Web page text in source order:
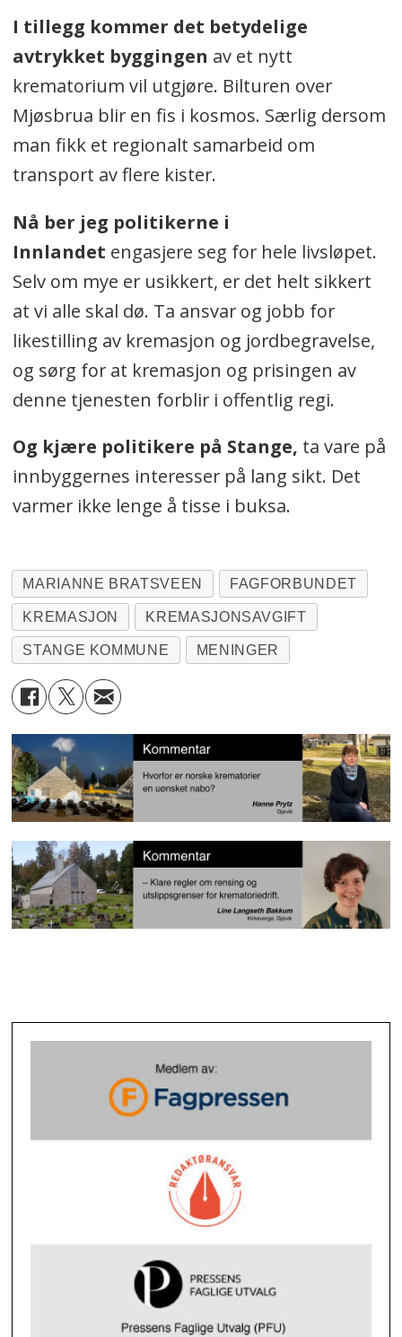
I tillegg kommer det betydelige
avtrykket byggingen av et nytt
krematorium vil utgjøre. Bilturen over
Mjøsbrua blir en fis i kosmos. Særlig dersom
man fikk et regionalt samarbeid om
transport av flere kister.
Nå ber jeg politikerne i
Innlandet engasjere seg for hele livsløpet.
Selv om mye er usikkert, er det helt sikkert
at vi alle skal dø. Ta ansvar og jobb for
likestilling av kremasjon og jordbegravelse,
og sørg for at kremasjon og prisingen av
denne tjenesten forblir i offentlig regi.
Og kjære politikere på Stange, ta vare på
innbyggernes interesser på lang sikt. Det
varmer ikke lenge å tisse i buksa.
MARIANNE BRATSVEEN FAGFORBUNDET
KREMASJON KREMASJONSAVGIFT
STANGE KOMMUNE MENINGER